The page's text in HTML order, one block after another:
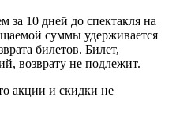
за 10 дней до спектакля на
суммы удерживается
билетов. Билет,
возврату не подлежит.
акции и скидки не